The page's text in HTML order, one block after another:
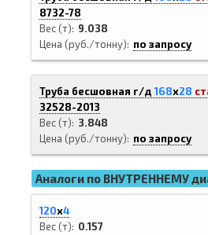
8732-78
Вес (т)
9.038
Цена (руб./тонну)
по запросу
Труба бесшовная г/д168х28
32528-2013
Вес (т)
3.848
Цена (руб./тонну)
по запросу
Аналоги по ВНУТРЕННЕМУ
120х4
Вес (т)
0.157